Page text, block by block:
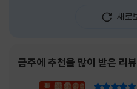
그 선택이
하지 않았
흔적을 따
이 무더
만 하다.
새로
금주에 추천을 많이 받은 리뷰